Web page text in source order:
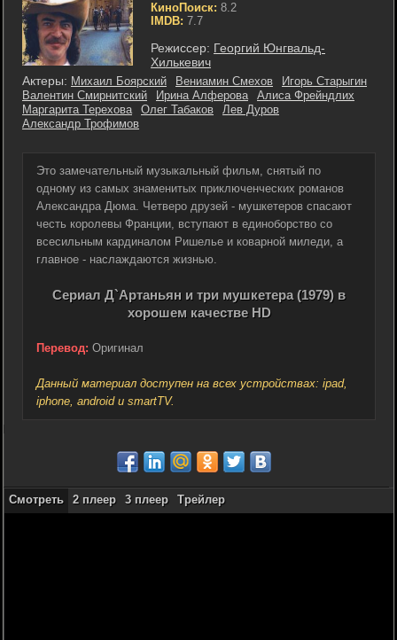
КиноПоиск: 8.2
IMDB: 7.7
Режиссер: Георгий Юнгвальд-
Хилькевич
Актеры: Михаил Боярский Вениамин Смехов
Игорь Старыгин
Валентин Смирнитский
Ирина Алферова
Алиса Фрейндлих
Маргарита Терехова
Олег Табаков
Лев Дуров
Александр Трофимов
Это замечательный музыкальный фильм, снятый по
одному из самых знаменитых приключенческих романов
Александра Дюма. Четверо друзей - мушкетеров спасают
честь королевы Франции, вступают в единоборство со
всесильным кардиналом Ришелье и коварной миледи, а
главное - наслаждаются жизнью.
Сериал Д`Артаньян и три мушкетера (1979) в
хорошем качестве HD
Перевод: Оригинал
Данный материал доступен на всех устройствах: ipad,
iphone, android и smartTV.
Смотреть 2 плеер 3 плеер Трейлер